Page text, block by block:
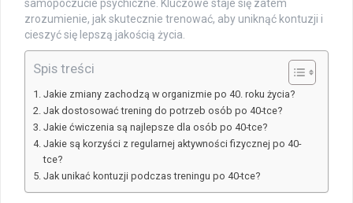
samopoczucie psychiczne. Kluczowe staje się zatem
zrozumienie, jak skutecznie trenować, aby uniknąć kontuzji i
cieszyć się lepszą jakością życia.
Spis treści
Jakie zmiany zachodzą w organizmie po 40. roku życia?
Jak dostosować trening do potrzeb osób po 40-tce?
Jakie ćwiczenia są najlepsze dla osób po 40-tce?
Jakie są korzyści z regularnej aktywności fizycznej po 40-
tce?
Jak unikać kontuzji podczas treningu po 40-tce?